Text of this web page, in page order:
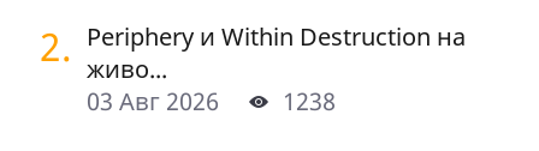
2. Periphery и Within Destruction на
живо...
03 Авг 2026
1238